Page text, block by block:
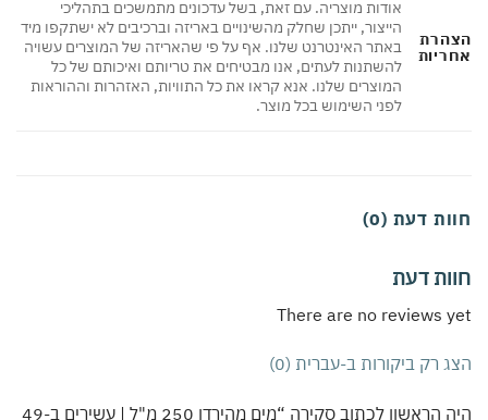
הצהרת
אחריות
אודות מוצריה. עם זאת, בשל עדכונים מתמשכים בתהליכי
הייצור, ייתכן שחלק מהשינויים באריזה וברכיבים לא ישתקפו מיד
באתר האינטרנט שלנו. אף על פי שהאריזה של המוצרים עשויה
להשתנות לעתים, אנו מבטיחים את טריותם ואיכותם של כל
המוצרים שלנו. אנא קראו את כל התוויות, האזהרות וההוראות
לפני השימוש בכל מוצר.
חוות דעת (0)
חוות דעת
There are no reviews yet
הצג רק ביקורות ב-עברית (0)
היה הראשון לכתוב סקירה “מים מהירדן 250 מ"ל | עשירים ב-49